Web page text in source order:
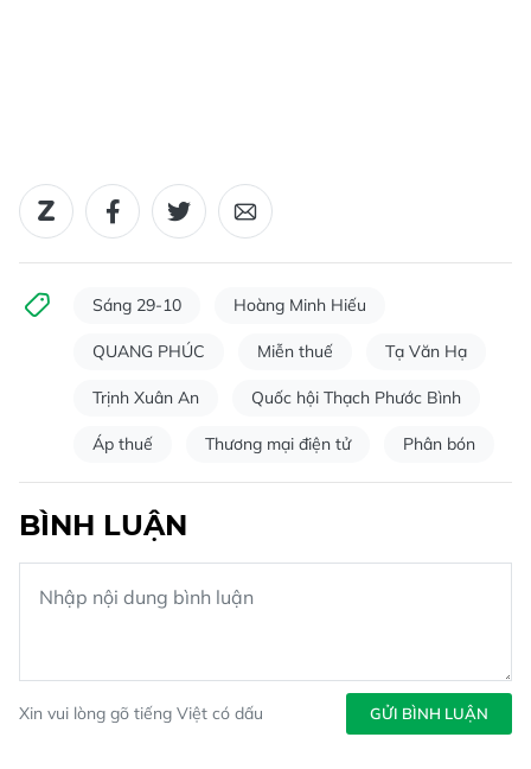
Sáng 29-10 Hoàng Minh Hiếu
QUANG PHÚC Miễn thuế Tạ Văn Hạ
Trịnh Xuân An Quốc hội Thạch Phước Bình
Áp thuế Thương mại điện tử Phân bón
BÌNH LUẬN
Xin vui lòng gõ tiếng Việt có dấu GỬI BÌNH LUẬN